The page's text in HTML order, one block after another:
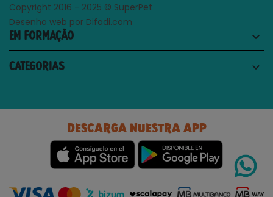
Copyright 2016 - 2025 © SuperPet
Desenho web por Difadi.com
EM FORMAÇÃO keyboard_arrow_down
CATEGORIAS keyboard_arrow_down
DESCARGA NUESTRA APP